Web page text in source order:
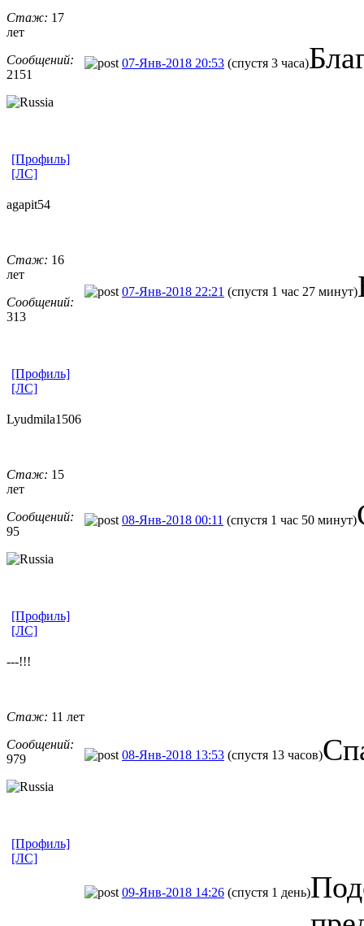
Стаж: 17
лет
Сообщений:
2151
07-Янв-2018 20:53 (спустя 3 часа)
[Профиль]
[ЛС]
agapit54
Стаж: 16
лет
Сообщений:
313
07-Янв-2018 22:21 (спустя 1 час 27 минут)
[Профиль]
[ЛС]
Lyudmila1506
Стаж: 15
лет
Сообщений:
95
08-Янв-2018 00:11 (спустя 1 час 50 минут)
[Профиль]
[ЛС]
---!!!
Стаж: 11 лет
Сообщений:
979
08-Янв-2018 13:53 (спустя 13 часов)
[Профиль]
[ЛС]
09-Янв-2018 14:26 (спустя 1 день)